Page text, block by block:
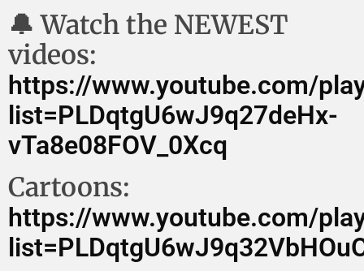
🔔 Watch the NEWEST
videos:
https://www.youtube.com/
list=PLDqtgU6wJ9q27deHx-
vTa8e08FOV_0Xcq
Cartoons:
https://www.youtube.com/